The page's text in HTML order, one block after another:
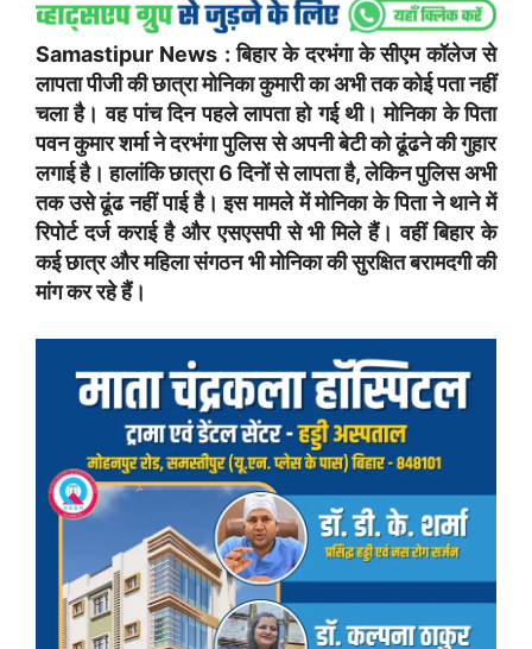
Samastipur News : बिहार के दरभंगा के सीएम कॉलेज से
लापता पीजी की छात्रा मोनिका कुमारी का अभी तक कोई पता नहीं
चला है। वह पांच दिन पहले लापता हो गई थी। मोनिका के पिता
पवन कुमार शर्मा ने दरभंगा पुलिस से अपनी बेटी को ढूंढने की गुहार
लगाई है। हालांकि छात्रा 6 दिनों से लापता है, लेकिन पुलिस अभी
तक उसे ढूंढ नहीं पाई है। इस मामले में मोनिका के पिता ने थाने में
रिपोर्ट दर्ज कराई है और एसएसपी से भी मिले हैं।वहीं बिहार के
कई छात्र और महिला संगठन भी मोनिका की सुरक्षित बरामदगी की
मांग कर रहे हैं।